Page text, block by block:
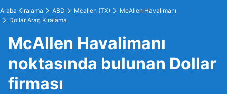
Araba Kiralama ABD Mcallen (TX)
McAllen Havalimanı
Dollar Araç Kiralama
McAllen Havalimanı
noktasında bulunan Dollar
firması